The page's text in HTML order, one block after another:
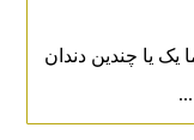
یک یا چندین دندان